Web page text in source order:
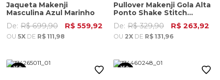
Jaqueta Makenji
Masculina Azul Marinho
De: R$ 699,90 R$ 559,92
OU 5X DE R$ 111,98
Pullover Makenji Gola Alta
Ponto Shake Stitch
Masculino Areia
De: R$ 329,90 R$ 263,92
OU 2X DE R$ 131,96
15%
15%